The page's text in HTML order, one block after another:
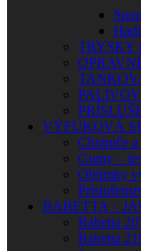
TRYSKY
VÝFUKOVÁ
Chrániče
Gumy –
Objímky
BABETTA –
Babetta
Babetta